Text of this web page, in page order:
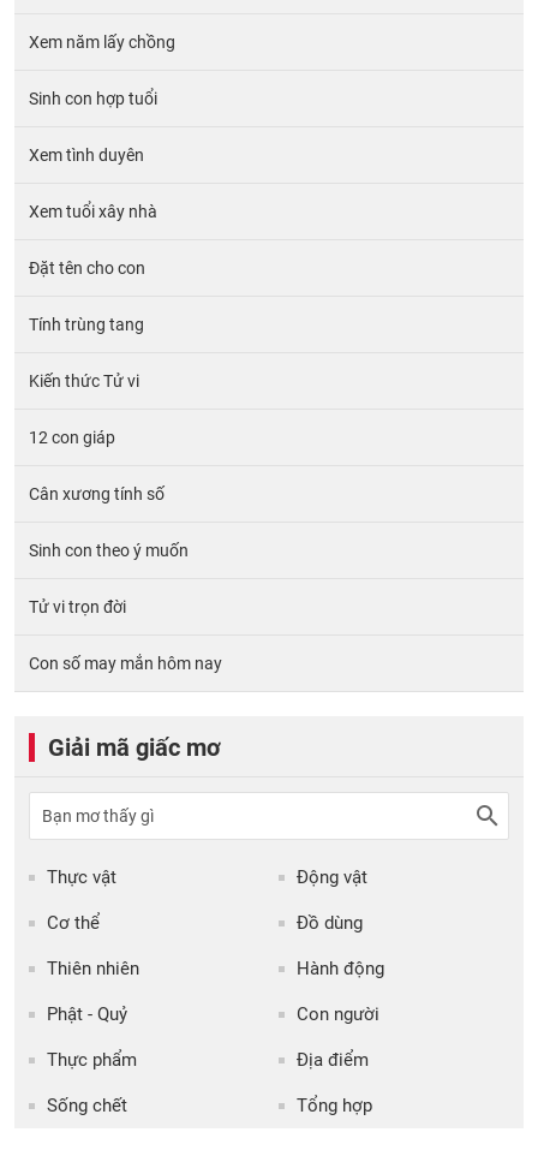
Xem năm lấy chồng
Sinh con hợp tuổi
Xem tình duyên
Xem tuổi xây nhà
Đặt tên cho con
Tính trùng tang
Kiến thức Tử vi
12 con giáp
Cân xương tính số
Sinh con theo ý muốn
Tử vi trọn đời
Con số may mắn hôm nay
Giải mã giấc mơ
Thực vật Động vật
Cơ thể Đồ dùng
Thiên nhiên Hành động
Phật - Quỷ Con người
Thực phẩm Địa điểm
Sống chết Tổng hợp